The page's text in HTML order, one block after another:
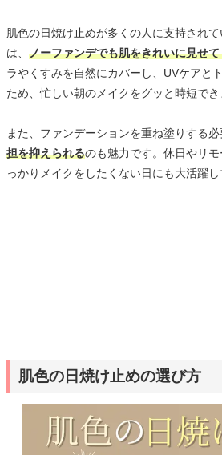
肌色の日焼け止めが多くの人に支持され
は、 ノーファンデでも肌をきれいに見せ
ラやくすみを自然にカバーし、UVケアと
ため、忙しい朝のメイクをグッと時短でき
また、ファンデーションを重ね塗りする必
担を抑えられるのも魅力です。休日やリ
っかりメイクをしたくない日にも大活躍し
肌色の日焼け止めの選び方